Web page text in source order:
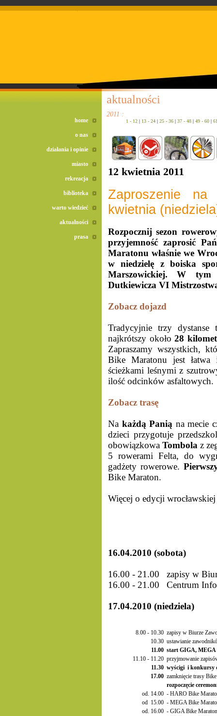
aktualności
2011 :
1 - 12 | 13 - 24 | 25 - 36 | 37 - 48 | 49 - 60 |
12 kwietnia 2011
Zaproszenie
kwietnia
Rozpocznij sezon
przyjemność zaprosić
Maratonu właśnie we
w niedzielę z boiska
Marszowickiej. W tym
Dutkiewicza VI
Zobacz dojazd
Tradycyjnie trzy
najkrótszy około28
Zapraszamy wszystkich,
Bike Maratonu jest łatwa
ścieżkami leśnymi z
ilość odcinków asfaltowych.
Zobacz trasę
Na każdąPanią na mecie
dzieci przygotuje
obowiązkowaTombolaz
5 rowerami Felta, do
gadżety rowerowe.
Bike Maraton.
Więcej o edycji
16.04.2010 (sobota)
16.00 - 21.00 zapisy w
16.00 - 21.00 Centrum
17.04.2010 (niedziela)
8.00 - 10.30 zapisy w Biurze
10.30 ustawianie
11.00 start GIGA,
11.10 - 11.20 przyjmowanie
11.30 wyścigi i konkursy
17.00 zamknięcie trasy
rozpoczęcie
od. 14.00 - HARO Bike
od 15.00 - MEGA Bike
od. 16.00 - GIGA Bike
home
o nas
działania i opinie
miasto
rekreacja
biblioteka
warto wiedzieć
aktualności
prasa